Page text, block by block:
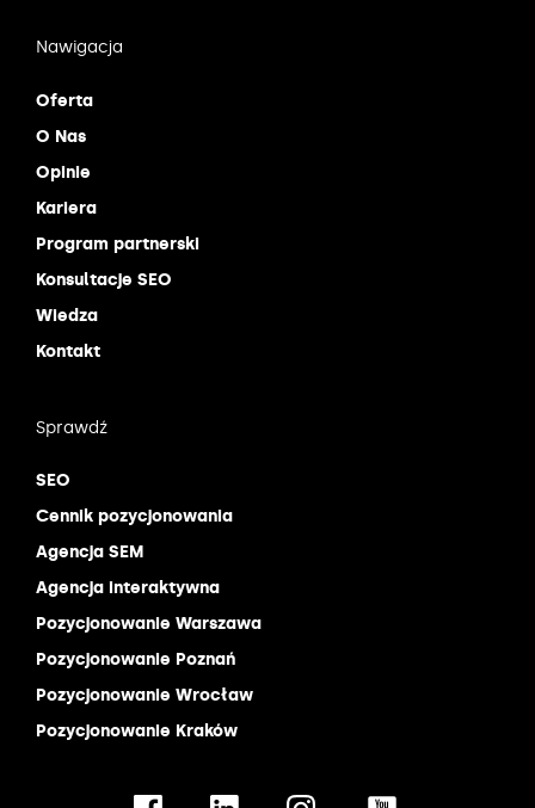
Nawigacja
Oferta
O Nas
Opinie
Kariera
Program partnerski
Konsultacje SEO
Wiedza
Kontakt
Sprawdź
SEO
Cennik pozycjonowania
Agencja SEM
Agencja interaktywna
Pozycjonowanie Warszawa
Pozycjonowanie Poznań
Pozycjonowanie Wrocław
Pozycjonowanie Kraków